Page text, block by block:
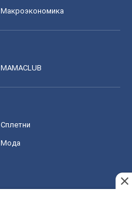
Mакроэкономика
MAMACLUB
Сплетни
Мода